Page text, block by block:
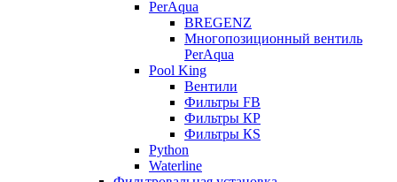
PerAqua
BREGENZ
Многопозиционный вентиль
PerAqua
Pool King
Вентили
Фильтры FB
Фильтры КP
Фильтры КS
Python
Waterline